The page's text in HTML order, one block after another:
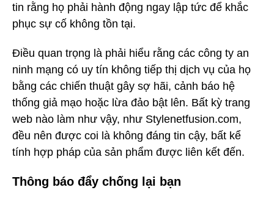
tin rằng họ phải hành động ngay lập tức để khắc
phục sự cố không tồn tại.
Điều quan trọng là phải hiểu rằng các công ty an
ninh mạng có uy tín không tiếp thị dịch vụ của họ
bằng các chiến thuật gây sợ hãi, cảnh báo hệ
thống giả mạo hoặc lừa đảo bật lên. Bất kỳ trang
web nào làm như vậy, như Stylenetfusion.com,
đều nên được coi là không đáng tin cậy, bất kể
tính hợp pháp của sản phẩm được liên kết đến.
Thông báo đẩy chống lại bạn